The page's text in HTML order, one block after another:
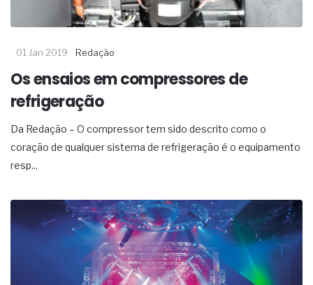
01 Jan 2019 Redação
Os ensaios em compressores de
refrigeração
Da Redação – O compressor tem sido descrito como o
coração de qualquer sistema de refrigeração é o equipamento
resp...